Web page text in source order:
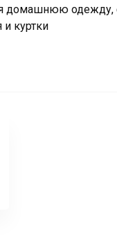
домашнюю одежду,
куртки